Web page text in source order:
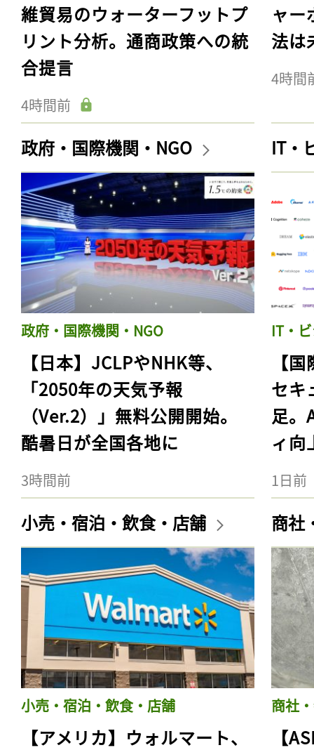
維貿易のウォーターフットプ
リント分析。通商政策への統
合提言
4時間前
ャー
法は
4時間
政府・国際機関・NGO
政府・国際機関・NGO
【日本】JCLPやNHK等、
「2050年の天気予報
（Ver.2）」無料公開開始。
酷暑日が全国各地に
3時間前
IT・
IT・
【
セキ
足。
ィ向
1日前
小売・宿泊・飲食・店舗
小売・宿泊・飲食・店舗
【アメリカ】ウォルマート、
商社
商社
【